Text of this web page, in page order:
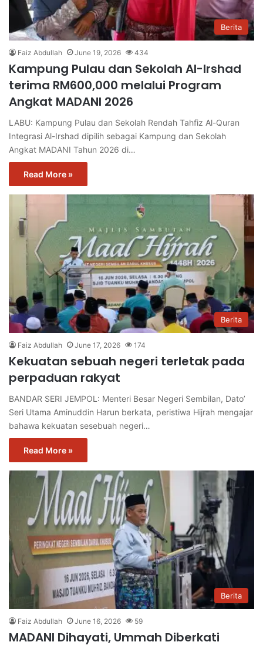
Berita
Faiz Abdullah June 19, 2026 434
Kampung Pulau dan Sekolah Al-Irshad
terima RM600,000 melalui Program
Angkat MADANI 2026
LABU: Kampung Pulau dan Sekolah Rendah Tahfiz Al-Quran
Integrasi Al-Irshad dipilih sebagai Kampung dan Sekolah
Angkat MADANI Tahun 2026 di…
Read More »
Berita
Faiz Abdullah June 17, 2026 174
Kekuatan sebuah negeri terletak pada
perpaduan rakyat
BANDAR SERI JEMPOL: Menteri Besar Negeri Sembilan, Dato’
Seri Utama Aminuddin Harun berkata, peristiwa Hijrah mengajar
bahawa kekuatan sesebuah negeri…
Read More »
Berita
Faiz Abdullah June 16, 2026 59
MADANI Dihayati, Ummah Diberkati